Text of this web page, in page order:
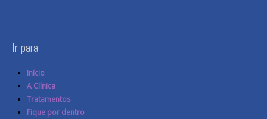
Ir para
Início
A Clínica
Tratamentos
Fique por dentro